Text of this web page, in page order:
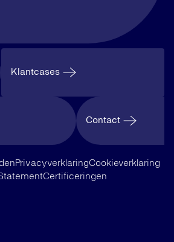
Klantcases
Contact
PrivacyverklaringCookieverklaring
Certificeringen